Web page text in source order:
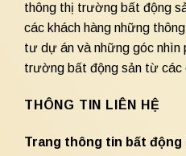
thông thị trường bất động
các khách hàng những
tư dự án và những góc nhìn
trường bất động sản từ các
THÔNG TIN LIÊN HỆ
Trang thông tin bất động